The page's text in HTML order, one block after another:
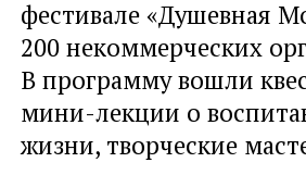
фестивале «Душевная
200 некоммерческих
В программу вошли
мини-лекции о
жизни, творческие